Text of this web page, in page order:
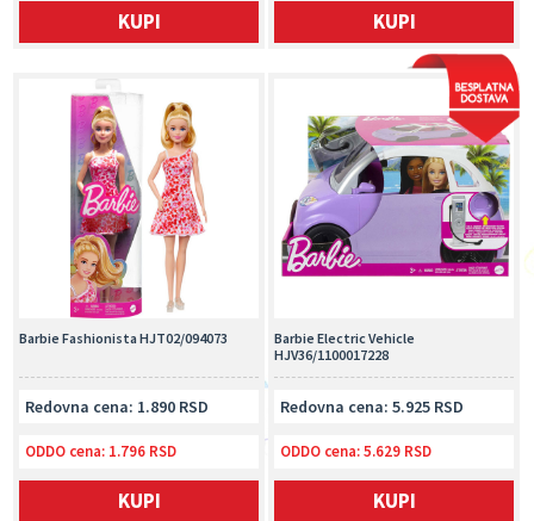
KUPI
KUPI
Barbie Electric Vehicle
HJV36/1100017228
Redovna cena: 5.925 RSD
ODDO cena:5.629 RSD
KUPI
Barbie Fashionista HJT02/094073
Redovna cena: 1.890 RSD
ODDO cena: 1.796 RSD
KUPI